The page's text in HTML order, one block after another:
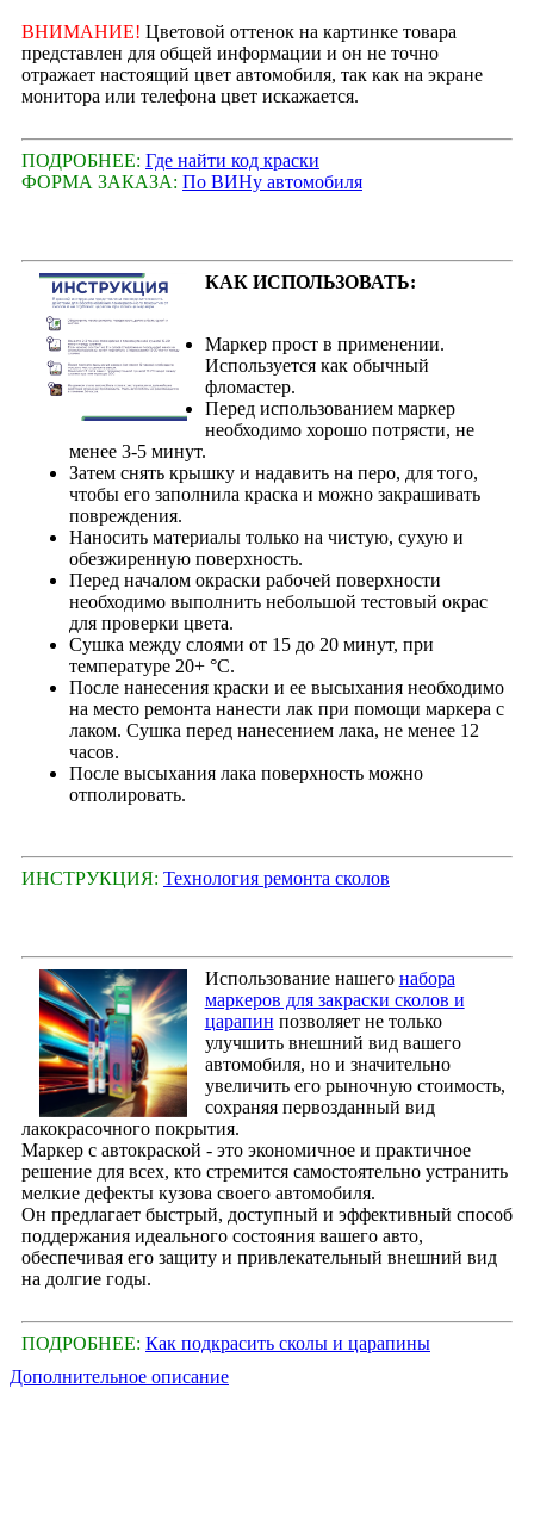
ВНИМАНИЕ! Цветовой оттенок на картинке товара
представлен для общей информации и он не точно
отражает настоящий цвет автомобиля, так как на экране
монитора или телефона цвет искажается.
ПОДРОБНЕЕ: Где найти код краски
ФОРМА ЗАКАЗА: По ВИНу автомобиля
КАК ИСПОЛЬЗОВАТЬ:
Маркер прост в применении.
Используется как обычный
фломастер.
Перед использованием маркер
необходимо хорошо потрясти, не
менее 3-5 минут.
Затем снять крышку и надавить на перо, для того,
чтобы его заполнила краска и можно закрашивать
повреждения.
Наносить материалы только на чистую, сухую и
обезжиренную поверхность.
Перед началом окраски рабочей поверхности
необходимо выполнить небольшой тестовый окрас
для проверки цвета.
Сушка между слоями от 15 до 20 минут, при
температуре 20+ °С.
После нанесения краски и ее высыхания необходимо
на место ремонта нанести лак при помощи маркера с
лаком. Сушка перед нанесением лака, не менее 12
часов.
После высыхания лака поверхность можно
отполировать.
ИНСТРУКЦИЯ: Технология ремонта сколов
Использование нашего набора
маркеров для закраски сколов и
царапин позволяет не только
улучшить внешний вид вашего
автомобиля, но и значительно
увеличить его рыночную стоимость,
сохраняя первозданный вид
лакокрасочного покрытия.
Маркер с автокраской - это экономичное и практичное
решение для всех, кто стремится самостоятельно устранить
мелкие дефекты кузова своего автомобиля.
Он предлагает быстрый, доступный и эффективный способ
поддержания идеального состояния вашего авто,
обеспечивая его защиту и привлекательный внешний вид
на долгие годы.
ПОДРОБНЕЕ: Как подкрасить сколы и царапины
Дополнительное описание